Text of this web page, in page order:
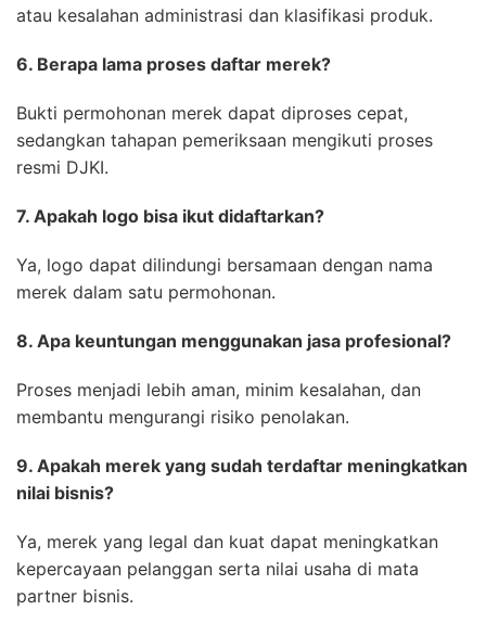
atau kesalahan administrasi dan klasifikasi produk.
6. Berapa lama proses daftar merek?
Bukti permohonan merek dapat diproses cepat,
sedangkan tahapan pemeriksaan mengikuti proses
resmi DJKI.
7. Apakah logo bisa ikut didaftarkan?
Ya, logo dapat dilindungi bersamaan dengan nama
merek dalam satu permohonan.
8. Apa keuntungan menggunakan jasa profesional?
Proses menjadi lebih aman, minim kesalahan, dan
membantu mengurangi risiko penolakan.
9. Apakah merek yang sudah terdaftar meningkatkan
nilai bisnis?
Ya, merek yang legal dan kuat dapat meningkatkan
kepercayaan pelanggan serta nilai usaha di mata
partner bisnis.